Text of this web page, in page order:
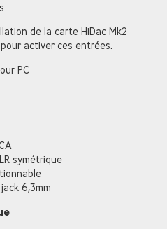
de la carte HiDac Mk2
activer ces entrées.
PC
symétrique
6,3mm